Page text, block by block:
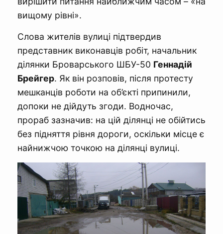
вищому рівні».
Слова жителів вулиці підтвердив
представник виконавців робіт, начальник
ділянки Броварського ШБУ-50 Геннадій
Брейгер. Як він розповів, після протесту
мешканців роботи на об’єкті припинили,
допоки не дійдуть згоди. Водночас,
прораб зазначив: на цій ділянці не обійтись
без підняття рівня дороги, оскільки місце є
найнижчою точкою на ділянці вулиці.